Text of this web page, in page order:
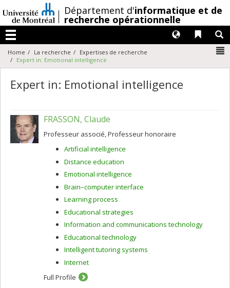
au
contenu
/Département d'informatique et de
recherche opérationnelle
Menu
Liens
Langues
Home La recherche
Expertises de recherche
Expert in: Emotional intelligence
Expert in: Emotional intelligence
FRASSON, Claude
Professeur associé, Professeur honoraire
Artificial intelligence
Distance education
Emotional intelligence
Brain–computer interface
Learning process
Educational strategies
Information and communications technology
Educational technology
Intelligent tutoring systems
Internet
Full Profile